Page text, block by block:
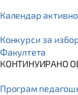
Календар
Конкурси за
Факултета
КОНТИНУИРАНО
Програм